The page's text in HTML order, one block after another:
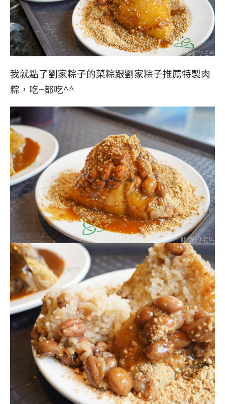
我就點了劉家粽子的菜粽跟劉家粽子推薦特製肉
粽，吃~都吃^^